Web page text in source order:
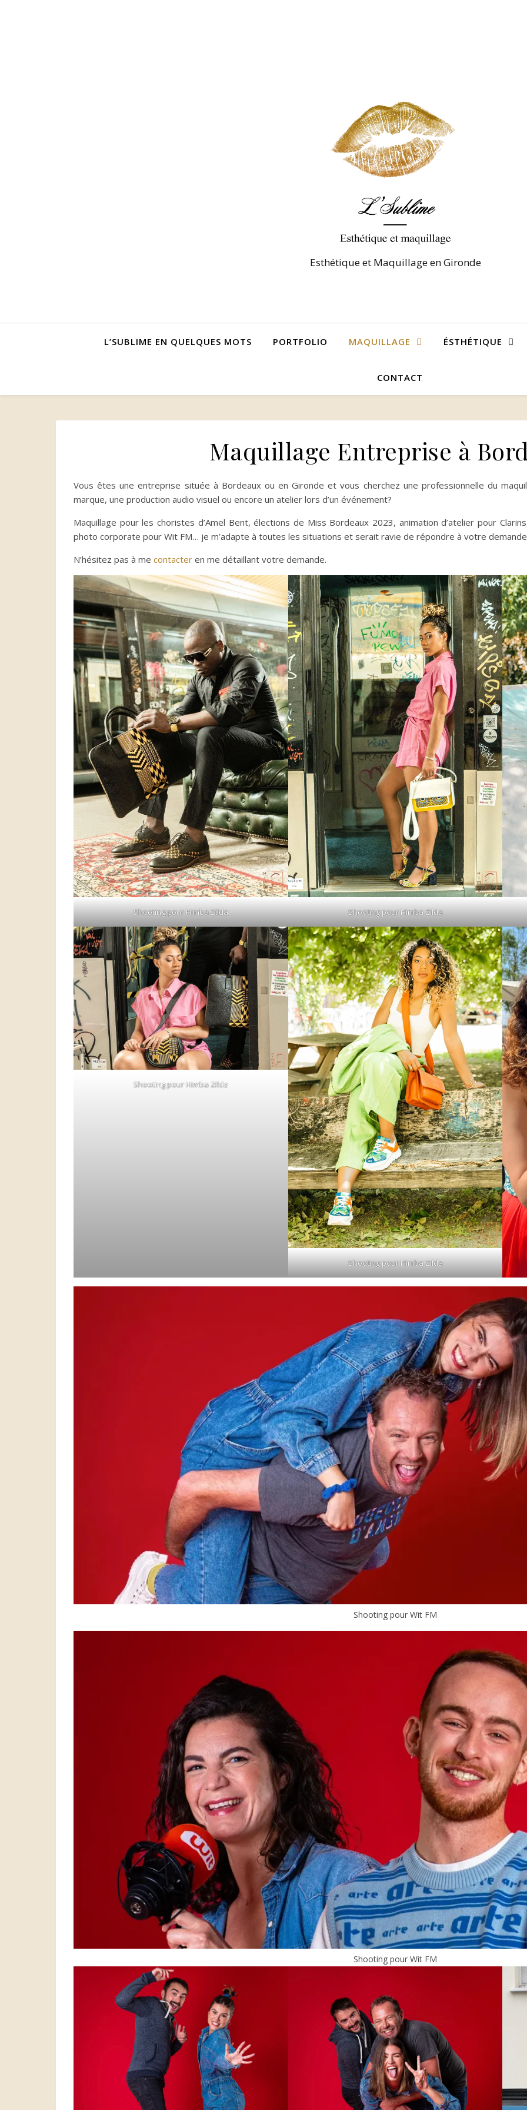
Esthétique et Maquillage en Gironde
L’SUBLIME EN QUELQUES MOTS PORTFOLIO MAQUILLAGE ÉSTHÉTIQUE
CONTACT
Maquillage Entreprise à
Vous êtes une entreprise située à Bordeaux ou en Gironde et vous cherchez une professionnelle du
marque, une production audio visuel ou encore un atelier lors d’un événement?
Maquillage pour les choristes d’Amel Bent, élections de Miss Bordeaux 2023, animation d’atelier pour
photo corporate pour Wit FM… je m’adapte à toutes les situations et serait ravie de répondre à votre
N’hésitez pas à me contacter en me détaillant votre demande.
Shooting pour Himba Zilda Shooting pour Himba Zilda
Shooting pour Himba Zilda
Shooting pour Himba Zilda
Shooting pour Wit FM
Shooting pour Wit FM